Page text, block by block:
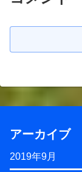
アーカイブ
2019年9月